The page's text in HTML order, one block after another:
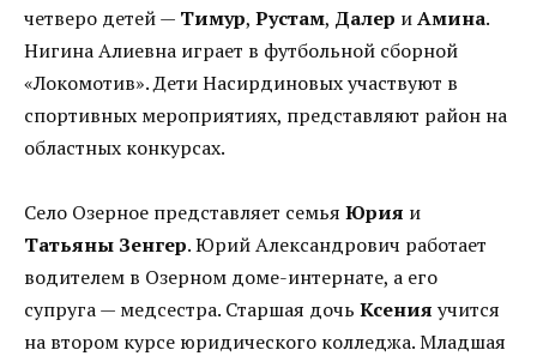
четверо детей — Тимур, Рустам, Далер иАмина.
Нигина Алиевна играет в футбольной сборной
«Локомотив». Дети Насирдиновых участвуют в
спортивных мероприятиях, представляют район на
областных конкурсах.
Село Озерное представляет семья Юрия и
Татьяны Зенгер. Юрий Александрович работает
водителем в Озерном доме-интернате, а его
супруга — медсестра. Старшая дочь Ксения учится
на втором курсе юридического колледжа. Младшая